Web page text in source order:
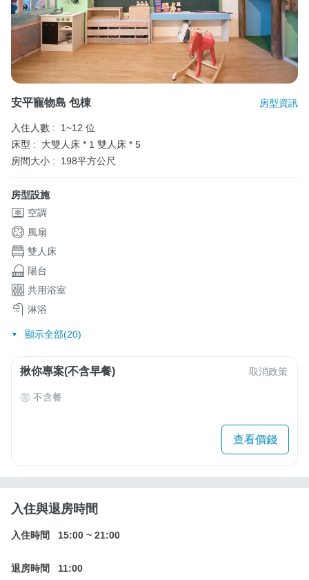
安平寵物島 包棟 房型資訊
入住人數 :
1~12 位
床型 :
大雙人床 * 1 雙人床 * 5
房間大小 :
198平方公尺
房型設施
空調
風扇
雙人床
陽台
共用浴室
淋浴
顯示全部(20)
揪你專案(不含早餐) 取消政策
不含餐
查看價錢
入住與退房時間
入住時間 15:00 ~ 21:00
退房時間 11:00